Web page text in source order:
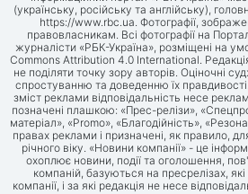
(українську, російську та англійську),
https://www.rbc.ua. Фотографії,
правовласникам. Всі фотографії на
журналісти «РБК-Україна», розміщені на
Commons Attribution 4.0 International.
не поділяти точку зору авторів. Оціночні
спростуванню та доведенню їх
зміст реклами відповідальність несе
позначені плашкою: «Прес-релізи»,
матеріал», «Promo», «Благодійність»,
правах реклами і призначені, як правило,
річного віку. «Новини компанії» - це
охоплює новини, події та оголошення,
компаній, базуються на пресрелізах,
компанії, і за які редакція не несе